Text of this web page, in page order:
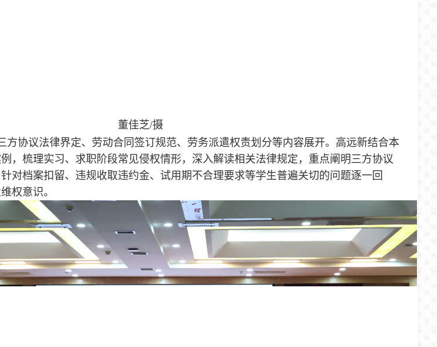
董佳芝/摄
方协议法律界定、劳动合同签订规范、劳务派遣权责划分等内容展开。高远新结合本
，梳理实习、求职阶段常见侵权情形，深入解读相关法律规定，重点阐明三方协议
对档案扣留、违规收取违约金、试用期不合理要求等学生普遍关切的问题逐一回
权意识。